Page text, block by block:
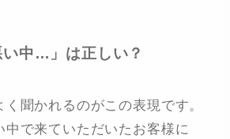
い中…」は正しい？
聞かれるのがこの表現です。
中で来ていただいたお客様に